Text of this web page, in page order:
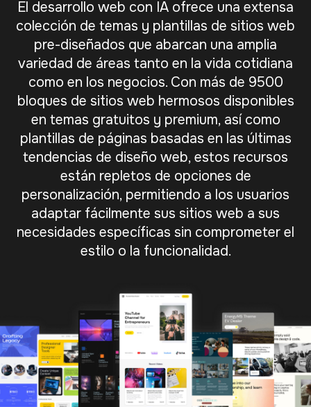
El desarrollo web con IA ofrece una extensa
colección de temas y plantillas de sitios web
pre-diseñados que abarcan una amplia
variedad de áreas tanto en la vida cotidiana
como en los negocios. Con más de 9500
bloques de sitios web hermosos disponibles
en temas gratuitos y premium, así como
plantillas de páginas basadas en las últimas
tendencias de diseño web, estos recursos
están repletos de opciones de
personalización, permitiendo a los usuarios
adaptar fácilmente sus sitios web a sus
necesidades específicas sin comprometer el
estilo o la funcionalidad.